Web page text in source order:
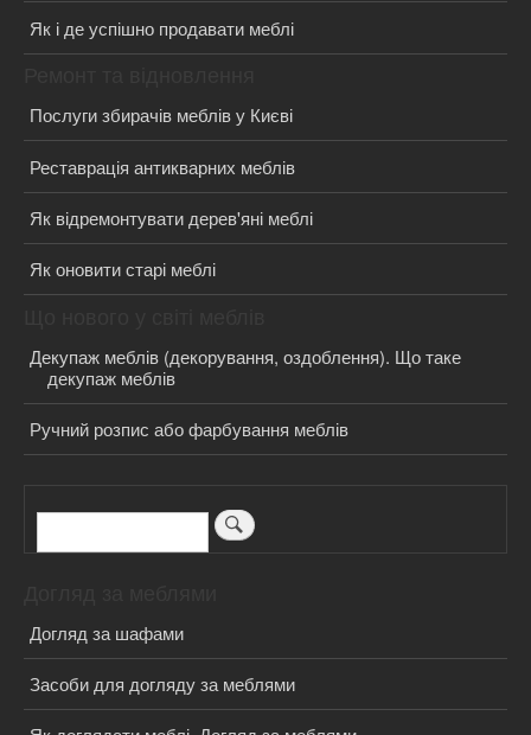
Як і де успішно продавати меблі
Послуги збирачів меблів у Києві
Реставрація антикварних меблів
Як відремонтувати дерев'яні меблі
Як оновити старі меблі
Декупаж меблів (декорування, оздоблення). Що таке
декупаж меблів
Ручний розпис або фарбування меблів
Пошук
Догляд за шафами
Засоби для догляду за меблями